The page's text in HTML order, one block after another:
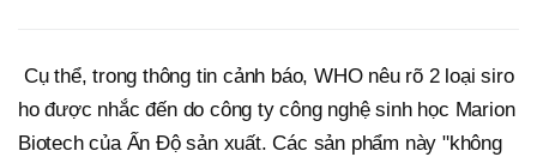
Cụ thể, trong thông tin cảnh báo, WHO nêu rõ 2 loại siro
ho được nhắc đến do công ty công nghệ sinh học Marion
Biotech của Ấn Độ sản xuất. Các sản phẩm này "không